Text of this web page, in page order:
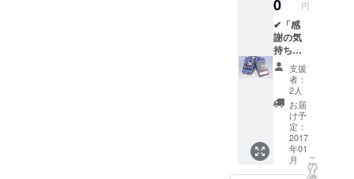
して、
Funder
ステッ
カー
（白・
青・ス
ペシャ
ル）、
横浜
版・防
災トラ
ンプ2個
プ開催
権」
======
======
======
======
==== お
返し品
説明 ご
支援頂
いたこ
とに対
する感
カー(ス
ペシャ
ル)」
✔「 オ
フィ
シャル
サイト
にお名
前を記
載」
✔「横
浜版・
防災ト
0 円
✔「感
謝の気
持ち」
✔「サ
ンクス
ター」
✔「Fun
derス
テッ
カー
(白)」
支援
者：
2人
お届
け予
定：
2017
年01
月
こ
の
リ